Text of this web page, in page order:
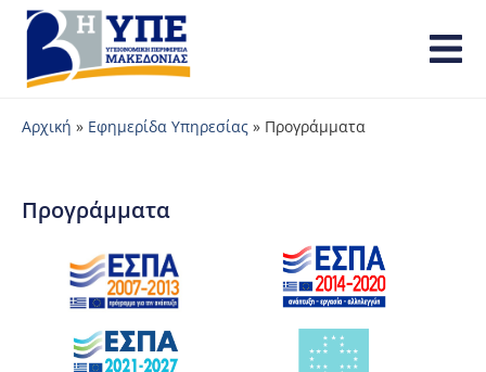
Αρχική » Εφημερίδα Υπηρεσίας » Προγράμματα
Προγράμματα